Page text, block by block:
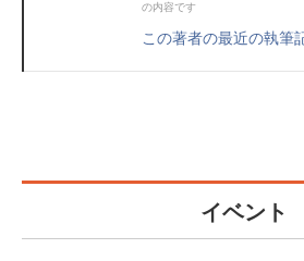
の内容です
この著者の最近の執筆
イベント